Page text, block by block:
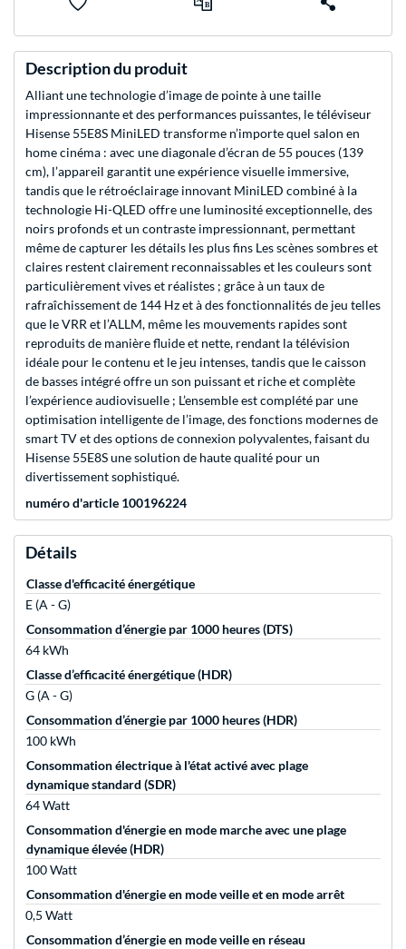
Description du produit
Alliant une technologie d’image de pointe à une taille
impressionnante et des performances puissantes, le téléviseur
Hisense 55E8S MiniLED transforme n’importe quel salon en
home cinéma : avec une diagonale d’écran de 55 pouces (139
cm), l’appareil garantit une expérience visuelle immersive,
tandis que le rétroéclairage innovant MiniLED combiné à la
technologie Hi-QLED offre une luminosité exceptionnelle, des
noirs profonds et un contraste impressionnant, permettant
même de capturer les détails les plus fins Les scènes sombres et
claires restent clairement reconnaissables et les couleurs sont
particulièrement vives et réalistes ; grâce à un taux de
rafraîchissement de 144 Hz et à des fonctionnalités de jeu telles
que le VRR et l’ALLM, même les mouvements rapides sont
reproduits de manière fluide et nette, rendant la télévision
idéale pour le contenu et le jeu intenses, tandis que le caisson
de basses intégré offre un son puissant et riche et complète
l’expérience audiovisuelle ; L’ensemble est complété par une
optimisation intelligente de l’image, des fonctions modernes de
smart TV et des options de connexion polyvalentes, faisant du
Hisense 55E8S une solution de haute qualité pour un
divertissement sophistiqué.
numéro d'article 100196224
Détails
Classe d'efficacité énergétique
E (A - G)
Consommation d’énergie par 1000 heures (DTS)
64 kWh
Classe d’efficacité énergétique (HDR)
G (A - G)
Consommation d’énergie par 1000 heures (HDR)
100 kWh
Consommation électrique à l'état activé avec plage
dynamique standard (SDR)
64 Watt
Consommation d'énergie en mode marche avec une plage
dynamique élevée (HDR)
100 Watt
Consommation d'énergie en mode veille et en mode arrêt
0,5 Watt
Consommation d’énergie en mode veille en réseau